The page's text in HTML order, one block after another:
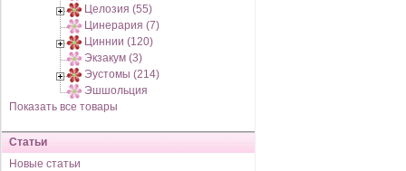
Целозия (55)
Цинерария (7)
Циннии (120)
Экзакум (3)
Эустомы (214)
Эшшольция
Показать все товары
Статьи
Новые статьи